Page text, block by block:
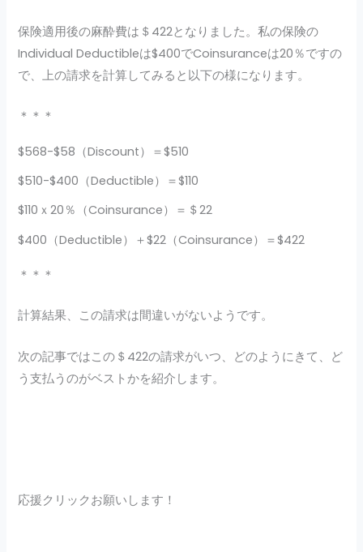
保険適用後の麻酔費は＄422となりました。私の保険の
Individual Deductibleは$400でCoinsuranceは20％ですの
で、上の請求を計算してみると以下の様になります。
＊＊＊
$568-$58（Discount）＝$510
$510-$400（Deductible）＝$110
$110ｘ20％（Coinsurance）＝＄22
$400（Deductible）＋$22（Coinsurance）＝$422
＊＊＊
計算結果、この請求は間違いがないようです。
次の記事ではこの＄422の請求がいつ、どのようにきて、ど
う支払うのがベストかを紹介します。
応援クリックお願いします！